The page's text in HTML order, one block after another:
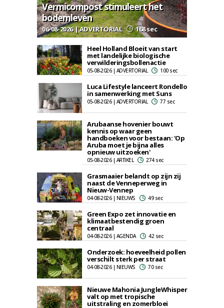
Vermicompost stimuleert het
bodemleven
06-08-2026 | ADVERTORIAL 168 sec
Heel Holland Bloeit van start
met landelijke biologische
verwilderingsbollenactie
05-08-2026 | ADVERTORIAL 100 sec
Luca Lifestyle lanceert Rondello
in samenwerking met Suns
05-08-2026 | ADVERTORIAL 77 sec
Arubaanse hovenier bouwt
kennis op waar geen
handboeken voor bestaan: 'Op
Aruba moet je bijna alles
opnieuw uitzoeken'
05-08-2026 | ARTIKEL 274 sec
Grasmaaier belandt op zijn zij
naast de Venneperweg in
Nieuw-Vennep
04-08-2026 | NIEUWS 49 sec
Green Expo zet innovatie en
klimaatbestendig groen
centraal
04-08-2026 | AGENDA 42 sec
Onderzoek: hoeveelheid pollen
verschilt sterk per straat
04-08-2026 | NIEUWS 70 sec
Nieuwe Mahonia JungleWhisper
valt op met tropische
uitstraling en zomerbloei